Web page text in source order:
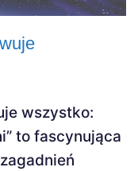
wszystko:
to fascynująca